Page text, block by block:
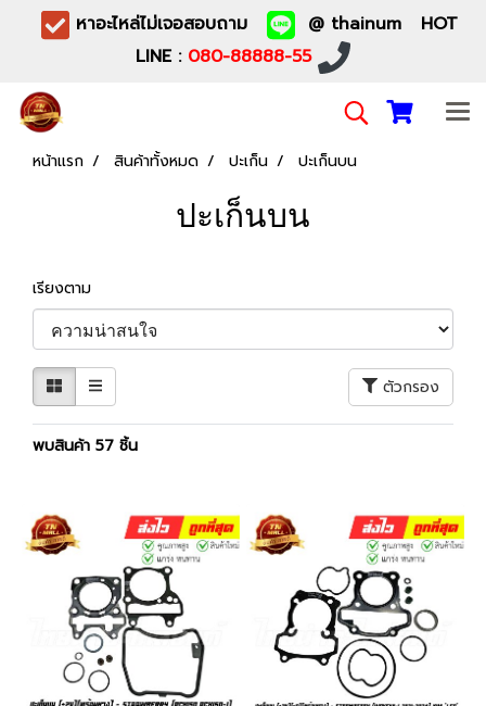
หาอะไหล่ไม่เจอสอบถาม
@ thainum HOT
LINE : 080-88888-55
หน้าแรก สินค้าทั้งหมด ปะเก็น ปะเก็นบน
ปะเก็นบน
เรียงตาม
ตัวกรอง
พบสินค้า 57 ชิ้น